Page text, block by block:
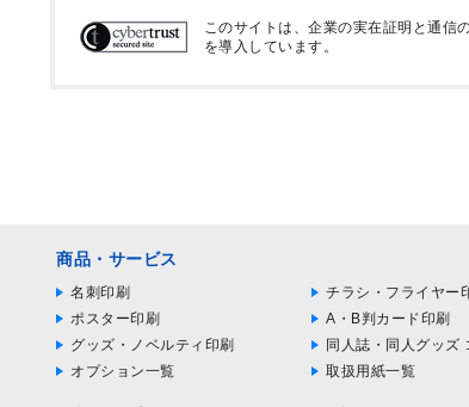
このサイトは、企業の実在証明と通信
を導入しています。
商品・サービス
名刺印刷 チラシ・フライヤー
ポスター印刷
A・B判カード印刷
グッズ・ノベルティ印刷
同人誌・同人グッズ
オプション一覧
取扱用紙一覧